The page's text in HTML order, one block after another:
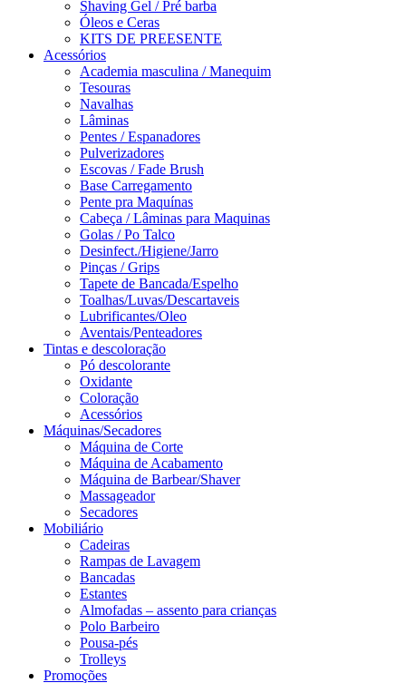
Shaving Gel / Pré barba
Óleos e Ceras
KITS DE PREESENTE
Acessórios
Academia masculina / Manequim
Tesouras
Navalhas
Lâminas
Pentes / Espanadores
Pulverizadores
Escovas / Fade Brush
Base Carregamento
Pente pra Maquínas
Cabeça / Lâminas para Maquinas
Golas / Po Talco
Desinfect./Higiene/Jarro
Pinças / Grips
Tapete de Bancada/Espelho
Toalhas/Luvas/Descartaveis
Lubrificantes/Oleo
Aventais/Penteadores
Tintas e descoloração
Pó descolorante
Oxidante
Coloração
Acessórios
Máquinas/Secadores
Máquina de Corte
Máquina de Acabamento
Máquina de Barbear/Shaver
Massageador
Secadores
Mobiliário
Cadeiras
Rampas de Lavagem
Bancadas
Estantes
Almofadas – assento para crianças
Polo Barbeiro
Pousa-pés
Trolleys
Promoções